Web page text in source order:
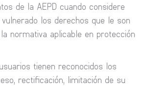
de la AEPD cuando considere
los derechos que le son
normativa aplicable en protección
tienen reconocidos los
rectificación, limitación de su